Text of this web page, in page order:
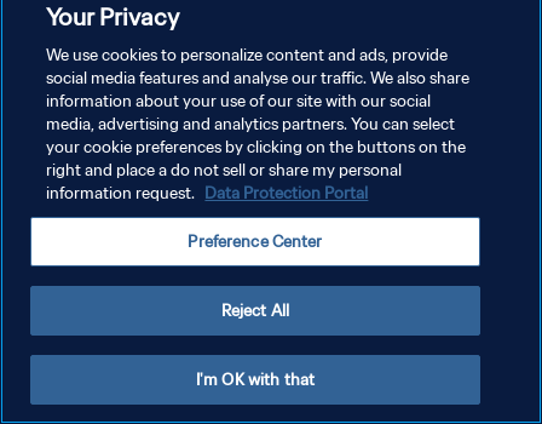
سياسة الخصوصية
إدارة تفضيلات ملفات تعريف الارتباط
Your Privacy
We use cookies to personalize content and ads, provide
social media features and analyse our traffic. We also share
information about your use of our site with our social
media, advertising and analytics partners. You can select
your cookie preferences by clicking on the buttons on the
right and place a do not sell or share my personal
information request. Data Protection Portal
Preference Center
Reject All
I'm OK with that